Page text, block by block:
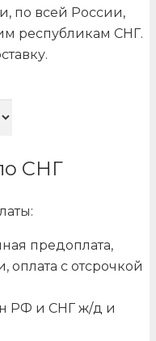
по всей России,
республикам СНГ.
СНГ
предоплата,
оплата с отсрочкой
РФ и СНГ ж/д и